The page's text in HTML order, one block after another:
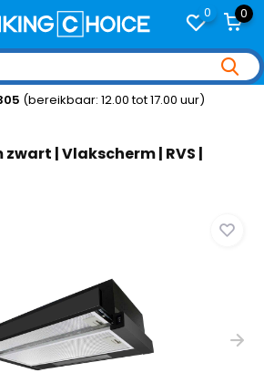
0 0
(bereikbaar: 12.00 tot 17.00 uur)
| Vlakscherm | RVS |